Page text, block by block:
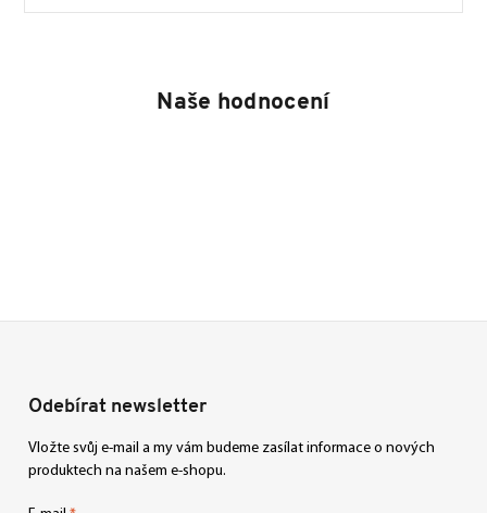
Naše hodnocení
Odebírat newsletter
Vložte svůj e-mail a my vám budeme zasílat informace o nových
produktech na našem e-shopu.